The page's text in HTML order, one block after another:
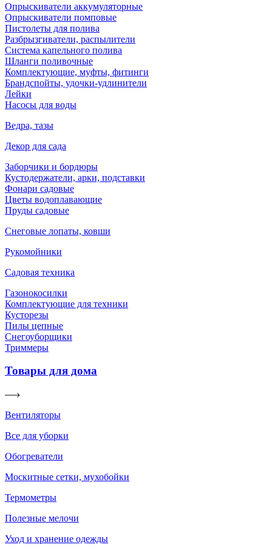
Опрыскиватели аккумуляторные
Опрыскиватели помповые
Пистолеты для полива
Разбрызгиватели, распылители
Система капельного полива
Шланги поливочные
Комплектующие, муфты, фитинги
Брандспойты, удочки-удлинители
Лейки
Насосы для воды
Ведра, тазы
Декор для сада
Заборчики и бордюры
Кустодержатели, арки, подставки
Фонари садовые
Цветы водоплавающие
Пруды садовые
Снеговые лопаты, ковши
Рукомойники
Садовая техника
Газонокосилки
Комплектующие для техники
Кусторезы
Пилы цепные
Снегоуборщики
Триммеры
Товары для дома
Вентиляторы
Все для уборки
Обогреватели
Москитные сетки, мухобойки
Термометры
Полезные мелочи
Уход и хранение одежды